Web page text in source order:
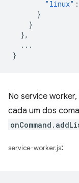
"linux" :
}
}
},
...
}
No service
cada um dos
service-worker.js: